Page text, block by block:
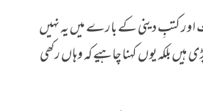
اور کتبِ دینی کے بارے میں یہ نہیں
ہیں بلکہ یوں کہنا چاہیے کہ وہاں رکھی